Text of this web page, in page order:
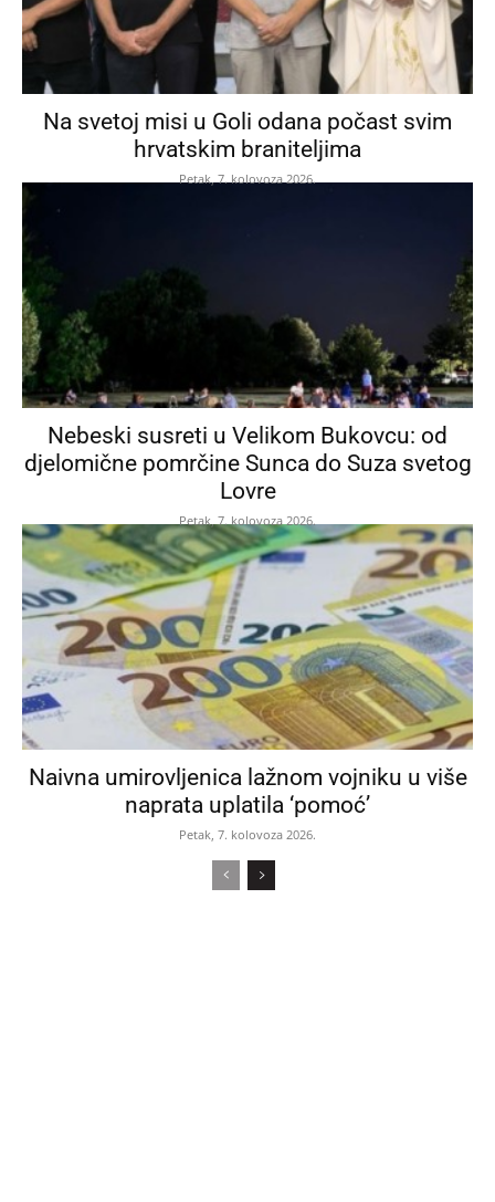
Na svetoj misi u Goli odana počast svim
hrvatskim braniteljima
Petak, 7. kolovoza 2026.
Nebeski susreti u Velikom Bukovcu: od
djelomične pomrčine Sunca do Suza svetog
Lovre
Petak, 7. kolovoza 2026.
Naivna umirovljenica lažnom vojniku u više
naprata uplatila ‘pomoć’
Petak, 7. kolovoza 2026.